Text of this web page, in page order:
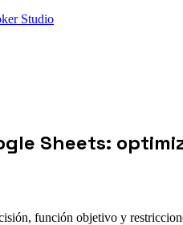
Studio
Sheets:
función objetivo y